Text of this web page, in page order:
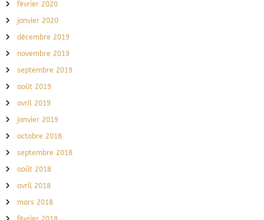
février 2020
janvier 2020
décembre 2019
novembre 2019
septembre 2019
août 2019
avril 2019
janvier 2019
octobre 2018
septembre 2018
août 2018
avril 2018
mars 2018